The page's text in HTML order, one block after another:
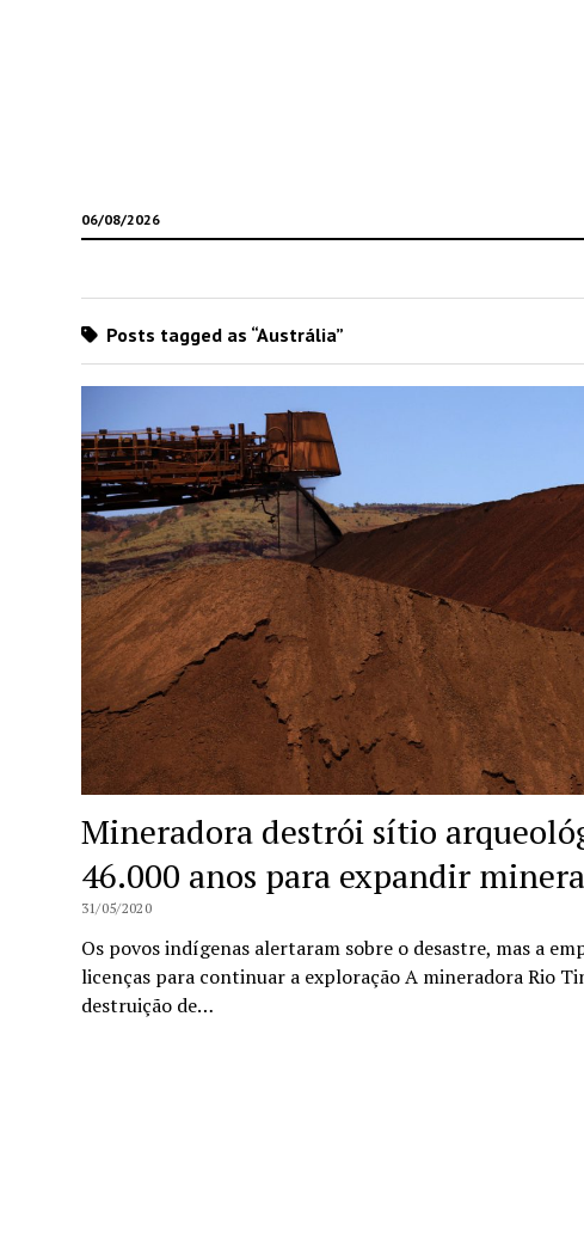
06/08/2026
Posts tagged as “Austrália”
Mineradora destrói sítio
46.000 anos para expandir
31/05/2020
Os povos indígenas alertaram sobre o desastre, mas a
licenças para continuar a exploração A mineradora Rio
destruição de…